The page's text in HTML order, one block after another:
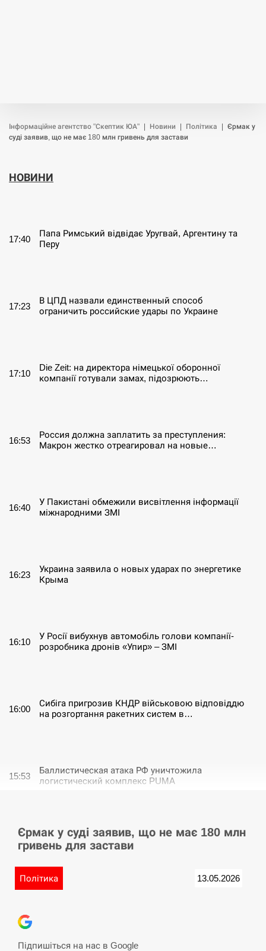
Інформаційне агентство "Скептик ЮА" Новини Політика
Єрмак у
суді заявив, що не має 180 млн гривень для застави
НОВИНИ
17:40
Папа Римський відвідає Уругвай, Аргентину та
Перу
17:23
В ЦПД назвали единственный способ
ограничить российские удары по Украине
17:10
Die Zeit: на директора німецької оборонної
компанії готували замах, підозрюють…
16:53
Россия должна заплатить за преступления:
Макрон жестко отреагировал на новые…
16:40
У Пакистані обмежили висвітлення інформації
міжнародними ЗМІ
16:23
Украина заявила о новых ударах по энергетике
Крыма
16:10
У Росії вибухнув автомобіль голови компанії-
розробника дронів «Упир» – ЗМІ
16:00
Сибіга пригрозив КНДР військовою відповіддю
на розгортання ракетних систем в…
15:53
Баллистическая атака РФ уничтожила
логистический комплекс PUMA
15:40
У Німеччині удар блискавки розділив навпіл
місто в Баварії
СЕРПЕНЬ
СЕРПЕНЬ
Єрмак у суді заявив, що не має 180 млн
гривень для застави
Політика 13.05.2026
Підпишіться на нас в Google